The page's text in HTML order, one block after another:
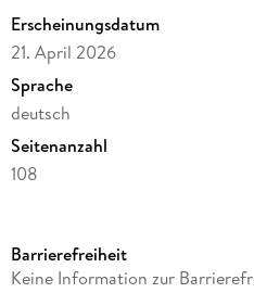
Erscheinungsdatum
21. April 2026
Sprache
deutsch
Seitenanzahl
108
Autor/Autorin
Barrierefreiheit
Keine Information zur